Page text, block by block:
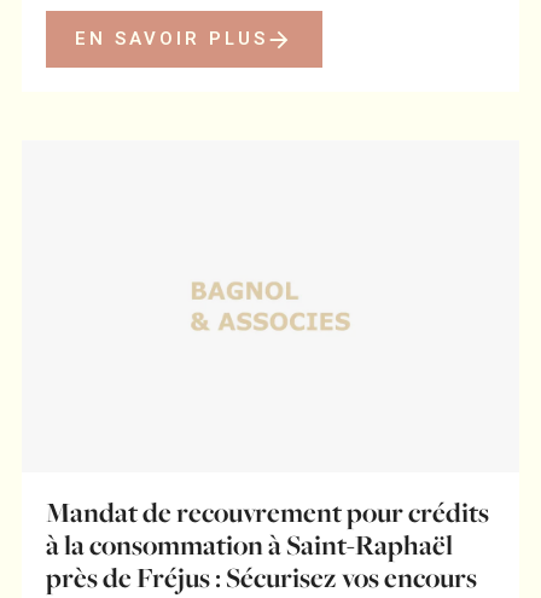
EN SAVOIR PLUS
Mandat de recouvrement pour crédits
à la consommation à Saint-Raphaël
près de Fréjus : Sécurisez vos encours